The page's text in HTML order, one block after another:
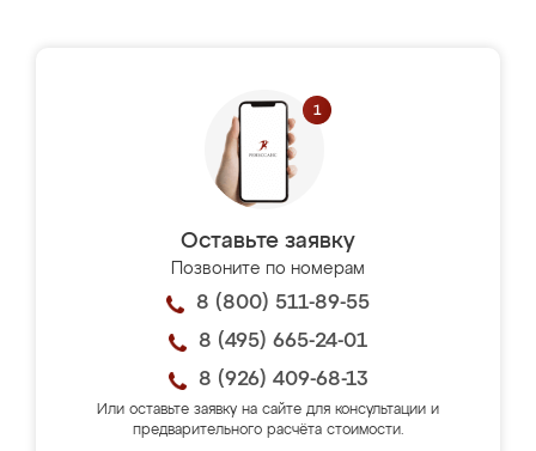
Оставьте заявку
Позвоните по номерам
8 (800) 511-89-55
8 (495) 665-24-01
8 (926) 409-68-13
Или оставьте заявку на сайте для консультации и
предварительного расчёта стоимости.